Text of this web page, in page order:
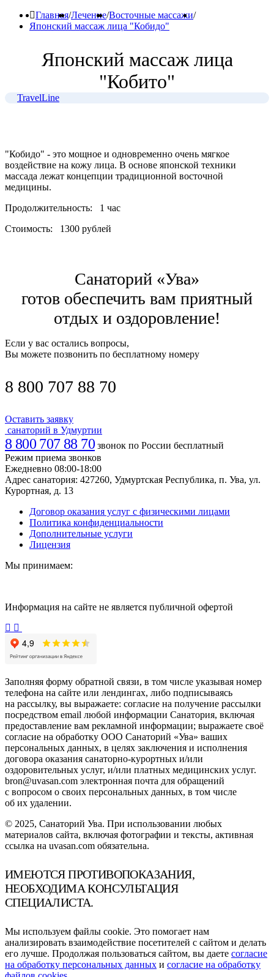
Главная/Лечение/Восточные массажи/
Японский массаж лица "Кобидо"
Японский массаж лица
"Кобито"
TravelLine
"Кобидо" - это мощное и одновременно очень мягкое
воздействие на кожу лица. В основе японской техники
массада лежат концепции традиционной восточной
медицины.
Продолжительность:
1 час
Стоимость:
1300 рублей
Санаторий «Ува»
готов обеспечить вам приятный
отдых и оздоровление!
Если у вас остались вопросы,
Вы можете позвонить по бесплатному номеру
8 800 707 88 70
Оставить заявку
санаторий в Удмуртии
8 800 707 88 70 звонок по России бесплатный
Режим приема звонков
Ежедневно 08:00-18:00
Адрес санатория: 427260, Удмуртская Республика, п. Ува, ул.
Курортная, д. 13
Договор оказания услуг с физическими лицами
Политика конфиденциальности
Дополнительные услуги
Лицензия
Мы принимаем:
Информация на сайте не является публичной офертой
Заполняя форму обратной связи, в том числе указывая номер
телефона на сайте или лендингах, либо подписываясь
на рассылку, вы выражаете: согласие на получение рассылки
посредством email любой информации Санатория, включая
предоставление вам рекламной информации; выражаете своё
согласие на обработку ООО Санаторий «Ува» ваших
персональных данных, в целях заключения и исполнения
договора оказания санаторно-курортных и/или
оздоровительных услуг, и/или платных медицинских услуг.
bron@uvasan.com электронная почта для обращений
с вопросом о своих персональных данных, в том числе
об их удалении.
© 2025, Санаторий Ува. При использовании любых
материалов сайта, включая фотографии и тексты, активная
ссылка на uvasan.com обязательна.
ИМЕЮТСЯ ПРОТИВОПОКАЗАНИЯ,
НЕОБХОДИМА КОНСУЛЬТАЦИЯ
СПЕЦИАЛИСТА.
Мы используем файлы cookie. Это помогает нам
анализировать взаимодействие посетителей с сайтом и делать
его лучше. Продолжая пользоваться сайтом, вы даете согласие
на обработку персональных данных и согласие на обработку